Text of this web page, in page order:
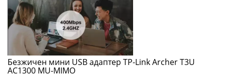
Link
Archer
T3U
Безжичен мини USB адаптер TP-Link Archer T3U
AC1300 MU-MIMO